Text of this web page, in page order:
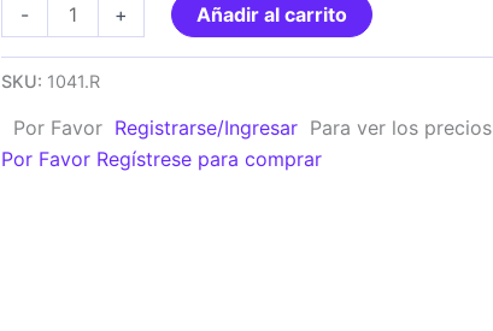
-
cantidad
+ Añadir al carrito
SKU: 1041.R
Por Favor Registrarse/Ingresar Para ver los precios
Por Favor Regístrese para comprar